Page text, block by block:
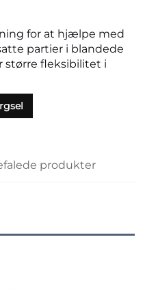
for at hjælpe med
partier i blandede
større fleksibilitet i
produkter